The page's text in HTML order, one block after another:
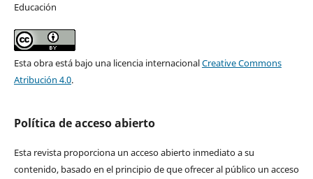
Educación
Esta obra está bajo una licencia internacionalCreative Commons
Atribución 4.0.
Política de acceso abierto
Esta revista proporciona un acceso abierto inmediato a su
contenido, basado en el principio de que ofrecer al público un acceso